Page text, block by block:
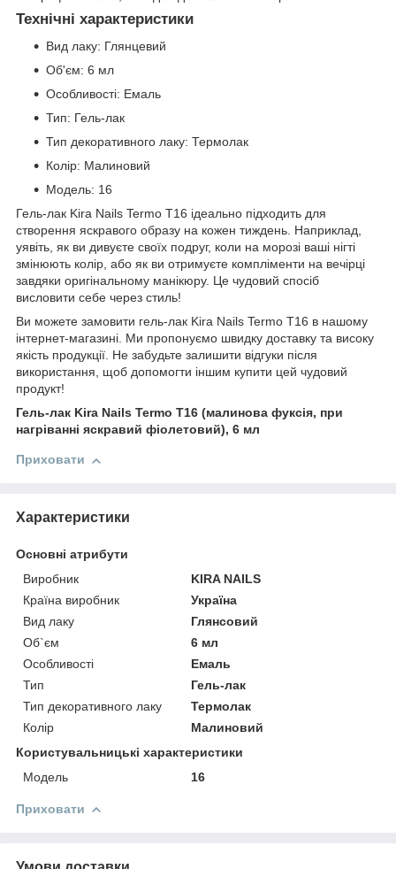
Технічні характеристики
Вид лаку: Глянцевий
Об'єм: 6 мл
Особливості: Емаль
Тип: Гель-лак
Тип декоративного лаку: Термолак
Колір: Малиновий
Модель: 16
Гель-лак Kira Nails Termo T16 ідеально підходить для
створення яскравого образу на кожен тиждень. Наприклад,
уявіть, як ви дивуєте своїх подруг, коли на морозі ваші нігті
змінюють колір, або як ви отримуєте компліменти на вечірці
завдяки оригінальному манікюру. Це чудовий спосіб
висловити себе через стиль!
Ви можете замовити гель-лак Kira Nails Termo T16 в нашому
інтернет-магазині. Ми пропонуємо швидку доставку та високу
якість продукції. Не забудьте залишити відгуки після
використання, щоб допомогти іншим купити цей чудовий
продукт!
Гель-лак Kira Nails Termo T16 (малинова фуксія, при
нагріванні яскравий фіолетовий), 6 мл
Приховати
Характеристики
Основні атрибути
Виробник
KIRA NAILS
Країна виробник
Україна
Вид лаку
Глянсовий
Об`єм
6 мл
Особливості
Емаль
Тип
Гель-лак
Тип декоративного лаку
Термолак
Колір
Малиновий
Користувальницькі характеристики
Мoдель
16
Приховати